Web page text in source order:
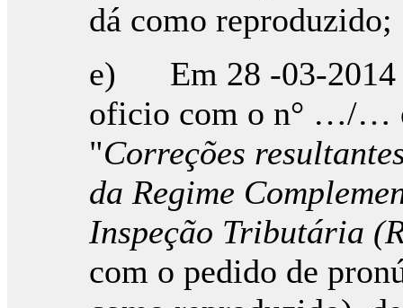
dá como reproduzido;
e) Em 28 -03-2014
oficio com o n° …/…
"Correções
da Regime
Inspeção Tributária
com o pedido de